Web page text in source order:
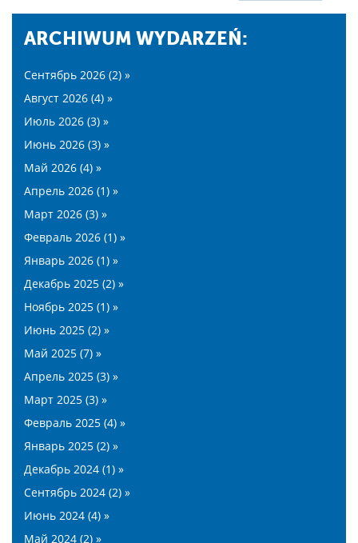
ARCHIWUM WYDARZEŃ:
Сентябрь 2026 (2) »
Август 2026 (4) »
Июль 2026 (3) »
Июнь 2026 (3) »
Май 2026 (4) »
Апрель 2026 (1) »
Март 2026 (3) »
Февраль 2026 (1) »
Январь 2026 (1) »
Декабрь 2025 (2) »
Ноябрь 2025 (1) »
Июнь 2025 (2) »
Май 2025 (7) »
Апрель 2025 (3) »
Март 2025 (3) »
Февраль 2025 (4) »
Январь 2025 (2) »
Декабрь 2024 (1) »
Сентябрь 2024 (2) »
Июнь 2024 (4) »
Май 2024 (2) »